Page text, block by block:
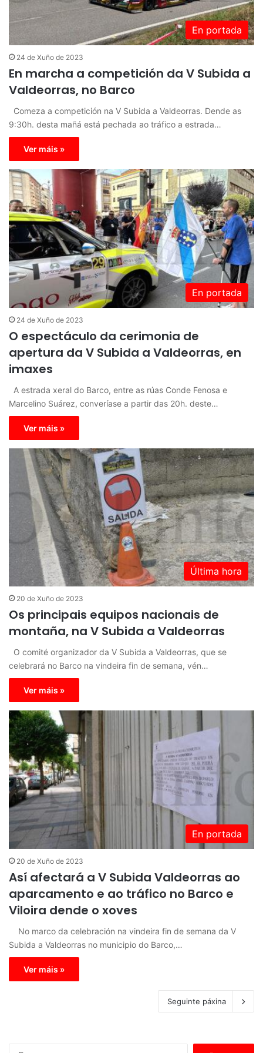
En portada
24 de Xuño de 2023
En marcha a competición da V Subida a
Valdeorras, no Barco
Comeza a competición na V Subida a Valdeorras. Dende as
9:30h. desta mañá está pechada ao tráfico a estrada…
Ver máis »
En portada
24 de Xuño de 2023
O espectáculo da cerimonia de
apertura da V Subida a Valdeorras, en
imaxes
A estrada xeral do Barco, entre as rúas Conde Fenosa e
Marcelino Suárez, converíase a partir das 20h. deste…
Ver máis »
Última hora
20 de Xuño de 2023
Os principais equipos nacionais de
montaña, na V Subida a Valdeorras
O comité organizador da V Subida a Valdeorras, que se
celebrará no Barco na vindeira fin de semana, vén…
Ver máis »
En portada
20 de Xuño de 2023
Así afectará a V Subida Valdeorras ao
aparcamento e ao tráfico no Barco e
Viloira dende o xoves
No marco da celebración na vindeira fin de semana da V
Subida a Valdeorras no municipio do Barco,…
Ver máis »
Seguinte páxina